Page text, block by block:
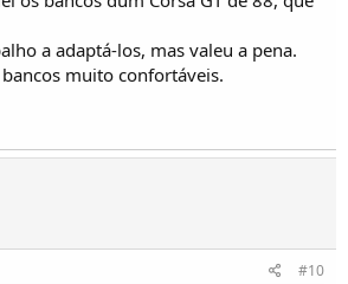
a adaptá-los, mas valeu a pena.
muito confortáveis.
#10